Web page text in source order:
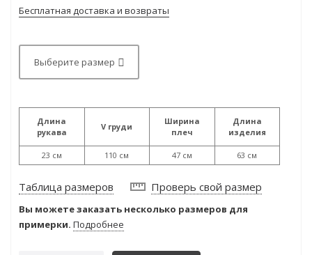
Бесплатная доставка и возвраты
Выберите размер
Длина
рукава
23 см
V груди
110 см
Ширина
плеч
47 см
Длина
изделия
63 см
Таблица размеров Проверь свой размер
Вы можете заказать несколько размеров для
примерки. Подробнее